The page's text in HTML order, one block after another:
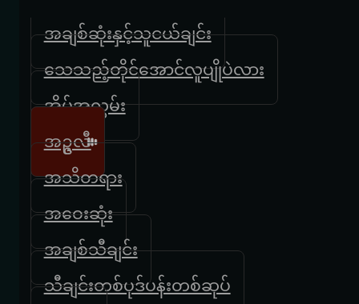
အချစ်ဆုံးနှင့်သူငယ်ချင်း
သေသည့်တိုင်အောင်လူပျိုပဲလား
အိမ်အလွမ်း
အဥ္ဇလီ
အသိတရား
အဝေးဆုံး
အချစ်သီချင်း
သီချင်းတစ်ပုဒ်ပန်းတစ်ဆုပ်